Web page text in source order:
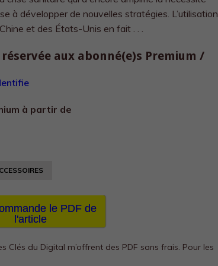
à développer de nouvelles stratégies. L’utilisation
et des États-Unis en fait . . .
aux abonné(e)s Premium /
à partir de
le PDF de
l'article
Clés du Digital m’offrent des PDF sans frais. Pour les